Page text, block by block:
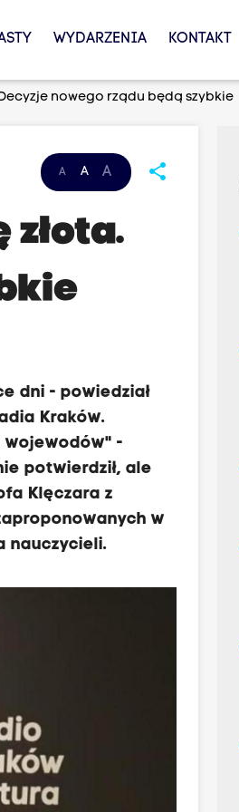
WYDARZENIA KONTAKT
nowego rządu będą szybkie
A A A share
złota.
dni - powiedział
Kraków.
wojewodów" -
potwierdził, ale
Klęczara z
w
nauczycieli.